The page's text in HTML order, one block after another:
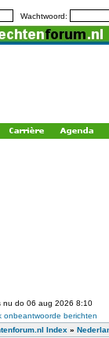
Wachtwoord:
nu do 06 aug 2026 8:10
onbeantwoorde berichten
Index »